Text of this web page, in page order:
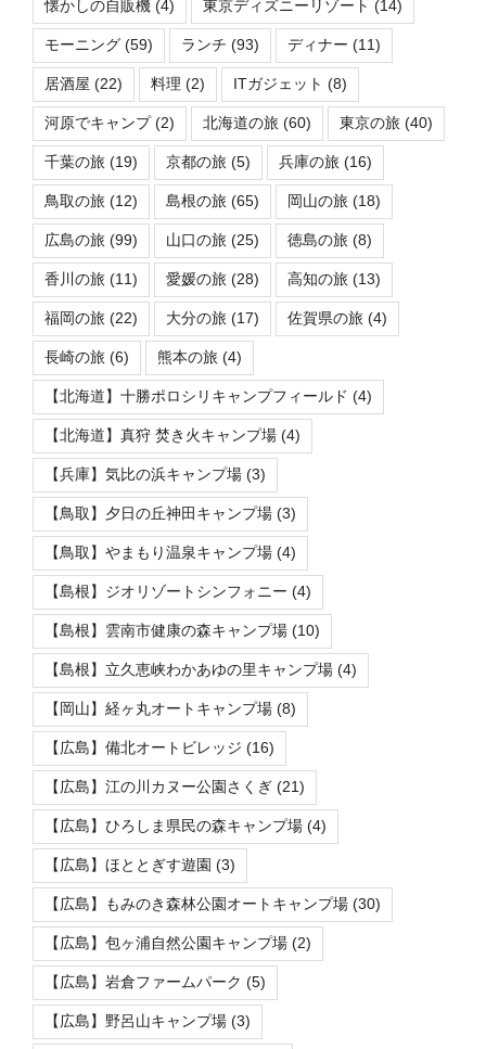
懐かしの自販機 (4) 東京ディズニーリゾート (14)
モーニング (59) ランチ (93) ディナー (11)
居酒屋 (22) 料理 (2) ITガジェット (8)
河原でキャンプ(2) 北海道の旅 (60) 東京の旅 (40)
千葉の旅 (19) 京都の旅 (5) 兵庫の旅 (16)
鳥取の旅 (12) 島根の旅 (65) 岡山の旅 (18)
広島の旅 (99) 山口の旅 (25) 徳島の旅 (8)
香川の旅 (11) 愛媛の旅 (28) 高知の旅 (13)
福岡の旅 (22) 大分の旅 (17) 佐賀県の旅 (4)
長崎の旅 (6) 熊本の旅 (4)
【北海道】十勝ポロシリキャンプフィールド (4)
【北海道】真狩 焚き火キャンプ場 (4)
【兵庫】気比の浜キャンプ場 (3)
【鳥取】夕日の丘神田キャンプ場 (3)
【鳥取】やまもり温泉キャンプ場 (4)
【島根】ジオリゾートシンフォニー (4)
【島根】雲南市健康の森キャンプ場 (10)
【島根】立久恵峡わかあゆの里キャンプ場 (4)
【岡山】経ヶ丸オートキャンプ場 (8)
【広島】備北オートビレッジ (16)
【広島】江の川カヌー公園さくぎ (21)
【広島】ひろしま県民の森キャンプ場 (4)
【広島】ほととぎす遊園 (3)
【広島】もみのき森林公園オートキャンプ場 (30)
【広島】包ヶ浦自然公園キャンプ場 (2)
【広島】岩倉ファームパーク (5)
【広島】野呂山キャンプ場 (3)